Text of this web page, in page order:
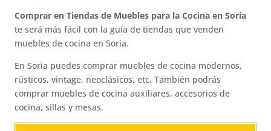
Comprar en Tiendas de Muebles para la Cocina en Soria
te será más fácil con la guía de tiendas que venden
muebles de cocina en Soria.
En Soria puedes comprar muebles de cocina modernos,
rústicos, vintage, neoclásicos, etc. También podrás
comprar muebles de cocina auxiliares, accesorios de
cocina, sillas y mesas.